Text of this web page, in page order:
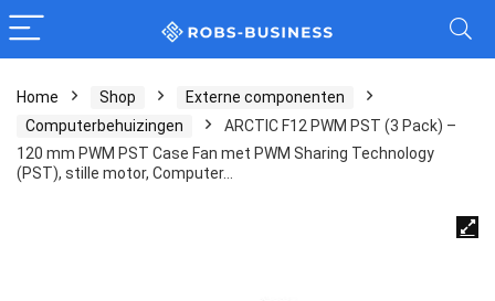
Home Shop
Externe componenten
Computerbehuizingen
ARCTIC F12 PWM PST (3 Pack) –
120 mm PWM PST Case Fan met PWM Sharing Technology
(PST), stille motor, Computer…